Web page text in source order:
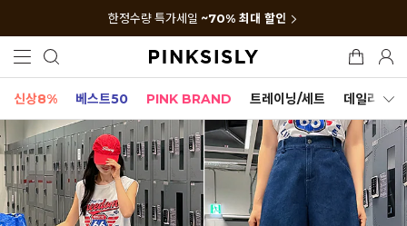
한정수량 특가세일 ~70% 최대 할인
신상8% 베스트50 PINK BRAND 트레이닝/세트 데일리세트